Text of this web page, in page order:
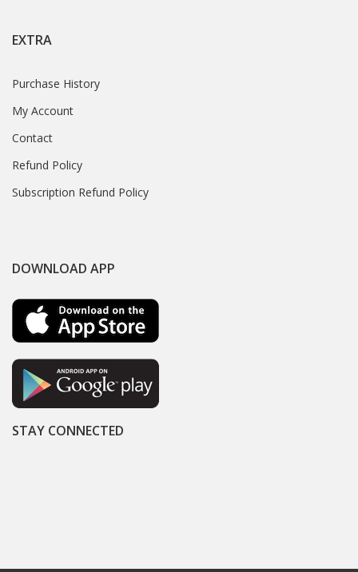
EXTRA
Purchase History
My Account
Contact
Refund Policy
Subscription Refund Policy
DOWNLOAD APP
STAY CONNECTED